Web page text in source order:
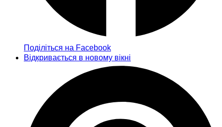
Поділіться на Facebook
Відкривається в новому вікні